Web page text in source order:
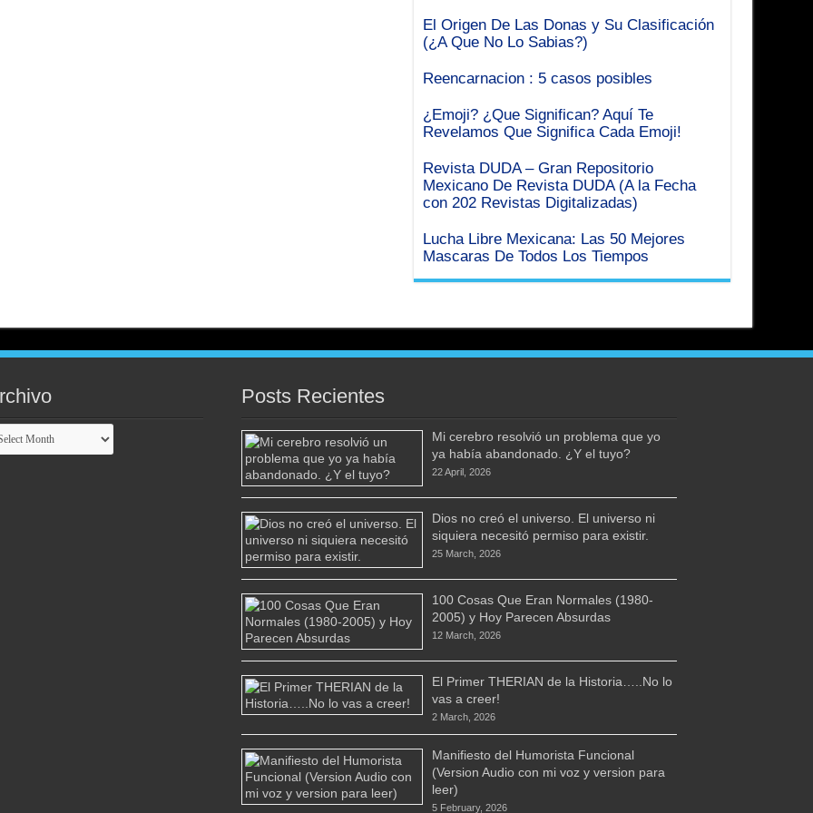
El Origen De Las Donas y Su Clasificación
(¿A Que No Lo Sabias?)
Reencarnacion : 5 casos posibles
¿Emoji? ¿Que Significan? Aquí Te
Revelamos Que Significa Cada Emoji!
Revista DUDA – Gran Repositorio
Mexicano De Revista DUDA (A la Fecha
con 202 Revistas Digitalizadas)
Lucha Libre Mexicana: Las 50 Mejores
Mascaras De Todos Los Tiempos
Posts Recientes
Mi cerebro resolvió un problema que yo
ya había abandonado. ¿Y el tuyo?
22 April, 2026
Dios no creó el universo. El universo ni
siquiera necesitó permiso para existir.
25 March, 2026
100 Cosas Que Eran Normales (1980-
2005) y Hoy Parecen Absurdas
12 March, 2026
El Primer THERIAN de la Historia…..No lo
vas a creer!
2 March, 2026
Manifiesto del Humorista Funcional
(Version Audio con mi voz y version para
leer)
5 February, 2026